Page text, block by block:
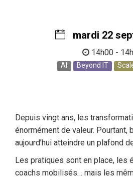
mardi 22
14h00 -
AI Beyond IT
Depuis vingt ans, les
énormément de valeur. Pourtant,
aujourd’hui atteindre un plafond
Les pratiques sont en place, les
coachs mobilisés… mais les